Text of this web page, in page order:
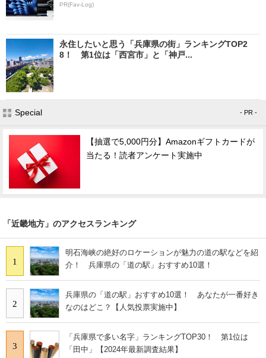
PR(Fav-Log)
永住したいと思う「兵庫県の街」ランキングTOP2
8！ 第1位は「西宮市」と「神戸...
Special - PR -
【抽選で5,000円分】Amazonギフトカードが
当たる！読者アンケート実施中
「近畿地方」のアクセスランキング
1
明石海峡の絶好のロケーションが魅力の道の駅などを紹
介！ 兵庫県の「道の駅」おすすめ10選！
2
兵庫県の「道の駅」おすすめ10選！ あなたが一番好き
なのはどこ？【人気投票実施中】
3
「兵庫県で多い名字」ランキングTOP30！ 第1位は
「田中」【2024年最新調査結果】